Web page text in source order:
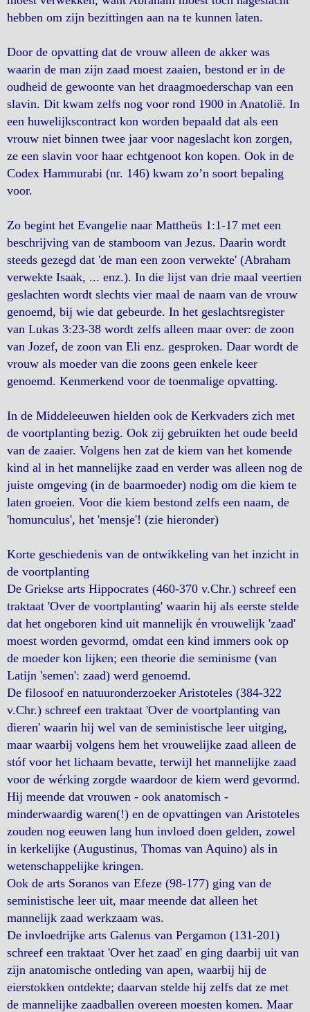
hebben om zijn bezittingen aan na te kunnen laten.
Door de opvatting dat de vrouw alleen de akker was
waarin de man zijn zaad moest zaaien, bestond er in de
oudheid de gewoonte van het draagmoederschap van een
slavin. Dit kwam zelfs nog voor rond 1900 in Anatolië. In
een huwelijkscontract kon worden bepaald dat als een
vrouw niet binnen twee jaar voor nageslacht kon zorgen,
ze een slavin voor haar echtgenoot kon kopen. Ook in de
Codex Hammurabi (nr. 146) kwam zo’n soort bepaling
voor.
Zo begint het Evangelie naar Mattheüs 1:1-17 met een
beschrijving van de stamboom van Jezus. Daarin wordt
steeds gezegd dat 'de man een zoon verwekte' (Abraham
verwekte Isaak, ... enz.). In die lijst van drie maal veertien
geslachten wordt slechts vier maal de naam van de vrouw
genoemd, bij wie dat gebeurde. In het geslachtsregister
van Lukas 3:23-38 wordt zelfs alleen maar over: de zoon
van Jozef, de zoon van Eli enz. gesproken. Daar wordt de
vrouw als moeder van die zoons geen enkele keer
genoemd. Kenmerkend voor de toenmalige opvatting.
In de Middeleeuwen hielden ook de Kerkvaders zich met
de voortplanting bezig. Ook zij gebruikten het oude beeld
van de zaaier. Volgens hen zat de kiem van het komende
kind al in het mannelijke zaad en verder was alleen nog de
juiste omgeving (in de baarmoeder) nodig om die kiem te
laten groeien. Voor die kiem bestond zelfs een naam, de
'homunculus', het 'mensje'! (zie hieronder)
Korte geschiedenis van de ontwikkeling van het inzicht in
de voortplanting
De Griekse arts Hippocrates (460-370 v.Chr.) schreef een
traktaat 'Over de voortplanting' waarin hij als eerste stelde
dat het ongeboren kind uit mannelijk én vrouwelijk 'zaad'
moest worden gevormd, omdat een kind immers ook op
de moeder kon lijken; een theorie die seminisme (van
Latijn 'semen': zaad) werd genoemd.
De filosoof en natuuronderzoeker Aristoteles (384-322
v.Chr.) schreef een traktaat 'Over de voortplanting van
dieren' waarin hij wel van de seministische leer uitging,
maar waarbij volgens hem het vrouwelijke zaad alleen de
stóf voor het lichaam bevatte, terwijl het mannelijke zaad
voor de wérking zorgde waardoor de kiem werd gevormd.
Hij meende dat vrouwen - ook anatomisch -
minderwaardig waren(!) en de opvattingen van Aristoteles
zouden nog eeuwen lang hun invloed doen gelden, zowel
in kerkelijke (Augustinus, Thomas van Aquino) als in
wetenschappelijke kringen.
Ook de arts Soranos van Efeze (98-177) ging van de
seministische leer uit, maar meende dat alleen het
mannelijk zaad werkzaam was.
De invloedrijke arts Galenus van Pergamon (131-201)
schreef een traktaat 'Over het zaad' en ging daarbij uit van
zijn anatomische ontleding van apen, waarbij hij de
eierstokken ontdekte; daarvan stelde hij zelfs dat ze met
de mannelijke zaadballen overeen moesten komen. Maar